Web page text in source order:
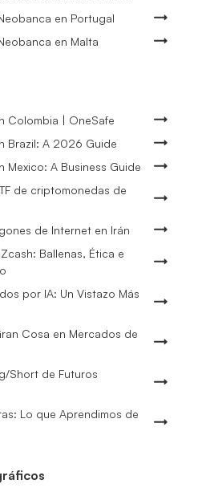
en Portugal
en Malta
Colombia | OneSafe
Brazil: A 2026 Guide
A Business Guide
de criptomonedas de
de Internet en Irán
Ballenas, Ética e
por IA: Un Vistazo Más
Cosa en Mercados de
Short de Futuros
Lo que Aprendimos de